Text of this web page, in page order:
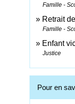
Famille -
Retrait
Famille -
Enfant
Justice
Pour en